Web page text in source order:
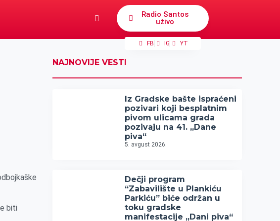
Radio Santos
uživo
FB IG YT
biti
NAJNOVIJE VESTI
Iz Gradske bašte ispraćeni
pozivari koji besplatnim
pivom ulicama grada
pozivaju na 41. „Dane
piva“
5. avgust 2026.
Dečji program
“Zabavilište u Plankiću
Parkiću” biće održan u
toku gradske
manifestacije „Dani piva“